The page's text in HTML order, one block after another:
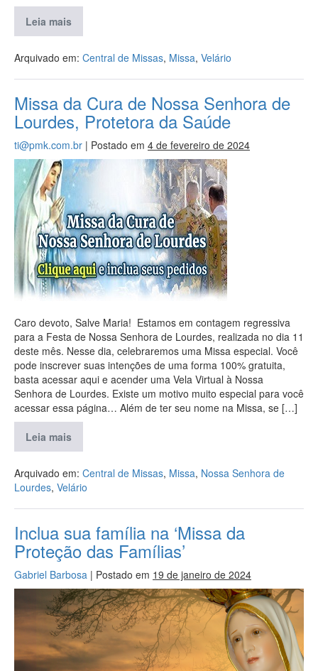
Leia mais
Arquivado em: Central de Missas, Missa, Velário
Missa da Cura de Nossa Senhora de
Lourdes, Protetora da Saúde
ti@pmk.com.br | Postado em 4 de fevereiro de 2024
Caro devoto, Salve Maria! Estamos em contagem regressiva
para a Festa de Nossa Senhora de Lourdes, realizada no dia 11
deste mês. Nesse dia, celebraremos uma Missa especial. Você
pode inscrever suas intenções de uma forma 100% gratuita,
basta acessar aqui e acender uma Vela Virtual à Nossa
Senhora de Lourdes. Existe um motivo muito especial para você
acessar essa página… Além de ter seu nome na Missa, se […]
Leia mais
Arquivado em: Central de Missas, Missa, Nossa Senhora de
Lourdes, Velário
Inclua sua família na ‘Missa da
Proteção das Famílias’
Gabriel Barbosa | Postado em 19 de janeiro de 2024